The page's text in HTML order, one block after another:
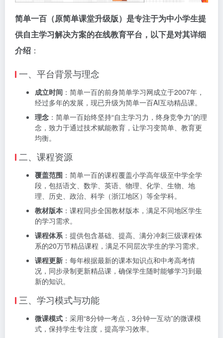
简单一百（原简单课堂升级版）是专注于为中小学生提
供自主学习解决方案的在线教育平台，以下是对其详细
介绍 ：
一、平台背景与理念
成立时间 ：简单一百的前身简单学习网成立于2007年，
经过多年的发展，现已升级为简单一百AI互动精品课。
理念 ：简单一百始终坚持“自主学习力，终身竞争力”的理
念，致力于通过技术赋能教育，让学习变简单、教育更
均衡。
二、课程资源
覆盖范围 ：简单一百的课程覆盖小学高年级至中学全学
段，包括语文、数学、英语、物理、化学、生物、地
理、历史、政治、科学（浙江地区）等全学科。
教材版本 ：课程同步全国教材版本，满足不同地区学生
的学习需求。
课程体系 ：提供包含基础、提高、满分冲刺三级课程体
系的20万节精品课程，满足不同层次学生的学习需求。
课程更新 ：每年根据最新的课本知识点和中考高考情
况，同步录制更新精品课，确保学生随时能够学习到最
新的知识。
三、学习模式与功能
微课模式 ：采用“8分钟一考点，3分钟一互动”的微课模
式，保持学生专注度，提高学习效率。